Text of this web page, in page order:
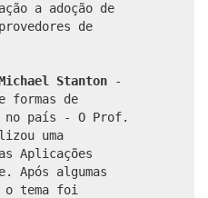
a adoção de
de
Stanton -
formas de
país - O Prof.
uma
Aplicações
Após algumas
o tema foi